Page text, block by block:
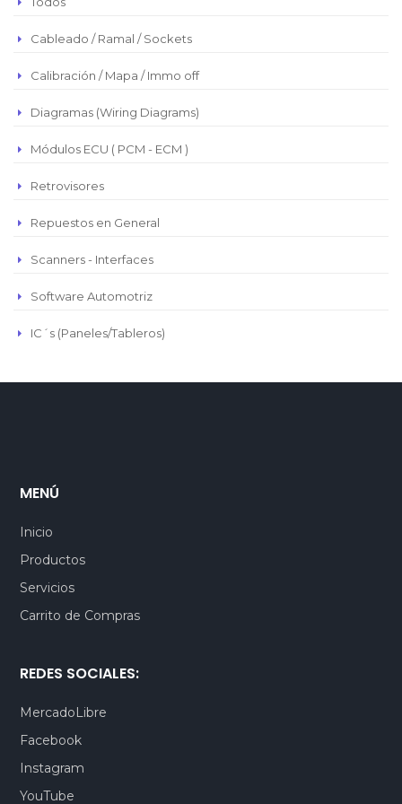
Euro
Real Brasilero
Cableado / Ramal / Sockets
Calibración / Mapa / Immo off
Diagramas (Wiring Diagrams)
Módulos ECU ( PCM - ECM )
Retrovisores
Repuestos en General
Scanners - Interfaces
Software Automotriz
IC´s (Paneles/Tableros)
MENÚ
Inicio
Productos
Servicios
Carrito de Compras
REDES SOCIALES:
MercadoLibre
Facebook
Instagram
YouTube